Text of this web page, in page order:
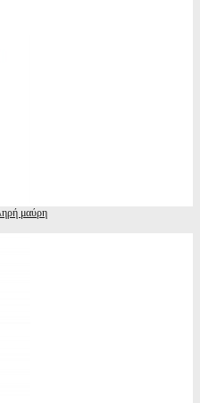
μαύρη